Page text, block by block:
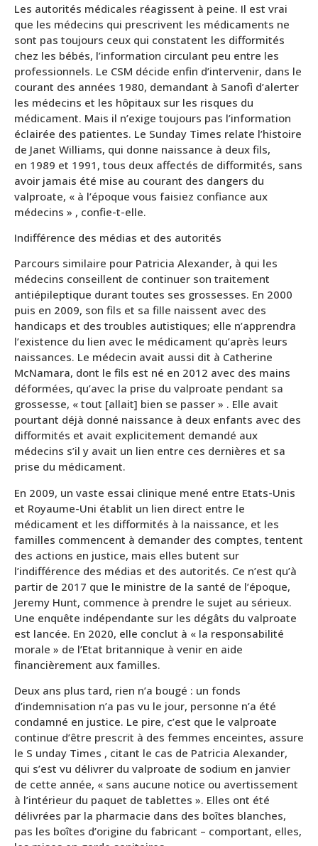
Les autorités médicales réagissent à peine. Il est vrai
que les médecins qui prescrivent les médicaments ne
sont pas toujours ceux qui constatent les difformités
chez les bébés, l’information circulant peu entre les
professionnels. Le CSM décide enfin d’intervenir, dans le
courant des années 1980, demandant à Sanofi d’alerter
les médecins et les hôpitaux sur les risques du
médicament. Mais il n’exige toujours pas l’information
éclairée des patientes. Le Sunday Times relate l’histoire
de Janet Williams, qui donne naissance à deux fils,
en 1989 et 1991, tous deux affectés de difformités, sans
avoir jamais été mise au courant des dangers du
valproate, « à l’époque vous faisiez confiance aux
médecins » , confie-t-elle.
Indifférence des médias et des autorités
Parcours similaire pour Patricia Alexander, à qui les
médecins conseillent de continuer son traitement
antiépileptique durant toutes ses grossesses. En 2000
puis en 2009, son fils et sa fille naissent avec des
handicaps et des troubles autistiques; elle n’apprendra
l’existence du lien avec le médicament qu’après leurs
naissances. Le médecin avait aussi dit à Catherine
McNamara, dont le fils est né en 2012 avec des mains
déformées, qu’avec la prise du valproate pendant sa
grossesse, « tout [allait] bien se passer » . Elle avait
pourtant déjà donné naissance à deux enfants avec des
difformités et avait explicitement demandé aux
médecins s’il y avait un lien entre ces dernières et sa
prise du médicament.
En 2009, un vaste essai clinique mené entre Etats-Unis
et Royaume-Uni établit un lien direct entre le
médicament et les difformités à la naissance, et les
familles commencent à demander des comptes, tentent
des actions en justice, mais elles butent sur
l’indifférence des médias et des autorités. Ce n’est qu’à
partir de 2017 que le ministre de la santé de l’époque,
Jeremy Hunt, commence à prendre le sujet au sérieux.
Une enquête indépendante sur les dégâts du valproate
est lancée. En 2020, elle conclut à « la responsabilité
morale » de l’Etat britannique à venir en aide
financièrement aux familles.
Deux ans plus tard, rien n’a bougé : un fonds
d’indemnisation n’a pas vu le jour, personne n’a été
condamné en justice. Le pire, c’est que le valproate
continue d’être prescrit à des femmes enceintes, assure
le S unday Times , citant le cas de Patricia Alexander,
qui s’est vu délivrer du valproate de sodium en janvier
de cette année, « sans aucune notice ou avertissement
à l’intérieur du paquet de tablettes ». Elles ont été
délivrées par la pharmacie dans des boîtes blanches,
pas les boîtes d’origine du fabricant – comportant, elles,